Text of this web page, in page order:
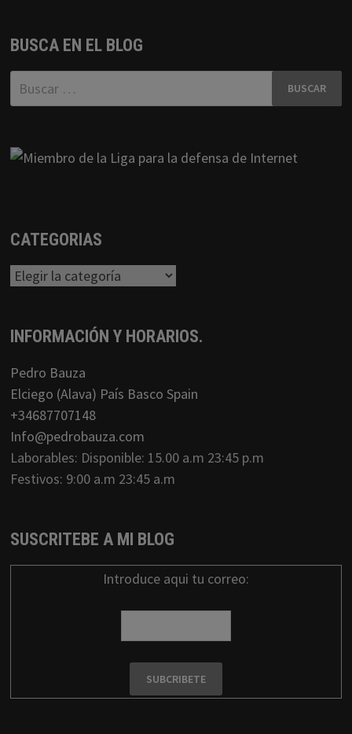
BUSCA EN EL BLOG
Buscar:
CATEGORIAS
Categorias
INFORMACIÓN Y HORARIOS.
Pedro Bauza
Elciego (Alava) País Basco Spain
+34687707148
Info@pedrobauza.com
Laborables: Disponible: 15.00 a.m 23:45 p.m
Festivos: 9:00 a.m 23:45 a.m
SUSCRITEBE A MI BLOG
Introduce aqui tu correo: